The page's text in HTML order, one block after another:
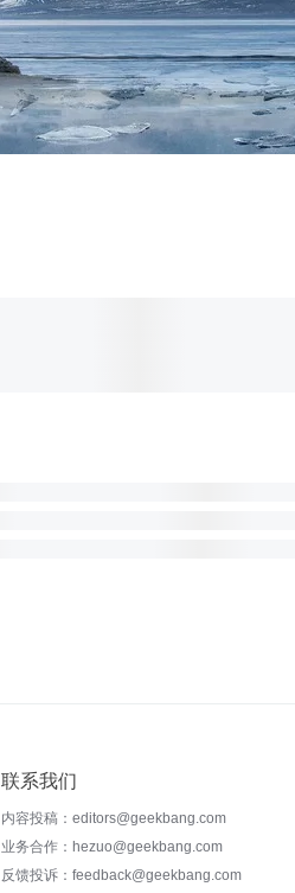
联系我们
内容投稿：editors@geekbang.com
业务合作：hezuo@geekbang.com
反馈投诉：feedback@geekbang.com